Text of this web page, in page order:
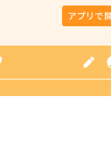
アプリで